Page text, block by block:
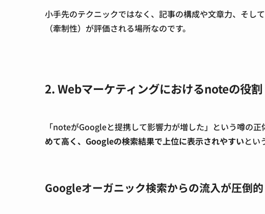
小手先のテクニックではなく、 記事の構成や文章力、そし
（牽制性）が評価される場所なのです。
2. Webマーケティングにおけるnoteの役
「noteがGoogleと提携して影響力が増した」という噂の正
めて高く、Googleの検索結果で上位に表示されやすいとい
Googleオーガニック検索からの流入が圧倒的